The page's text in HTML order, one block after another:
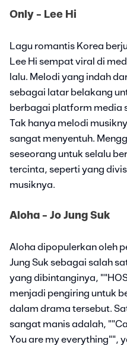
Only - Lee Hi
Lagu romantis Korea
Lee Hi sempat viral di
lalu. Melodi yang indah
sebagai latar belakang
berbagai platform media
Tak hanya melodi
sangat menyentuh.
seseorang untuk selalu
tercinta, seperti yang
musiknya.
Aloha - Jo Jung Suk
Aloha dipopulerkan oleh
Jung Suk sebagai salah
yang dibintanginya,
menjadi pengiring untuk
dalam drama tersebut.
sangat manis adalah,
You are my everything"",